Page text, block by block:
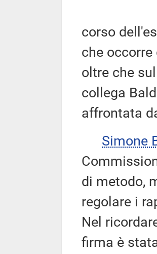
corso
che
oltre che
collega
affrontata
Simone
di metodo,
regolare i
Nel
firma è